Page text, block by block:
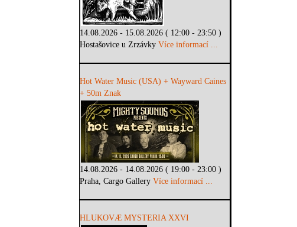
14.08.2026 - 15.08.2026 ( 12:00 - 23:50 )
Hostašovice u ZrzávkyVíce informací ...
Hot Water Music (USA) + Wayward Caines
+ 50m Znak
14.08.2026 - 14.08.2026 ( 19:00 - 23:00 )
Praha, Cargo GalleryVíce informací ...
HLUKOVÆ MYSTERIA XXVI